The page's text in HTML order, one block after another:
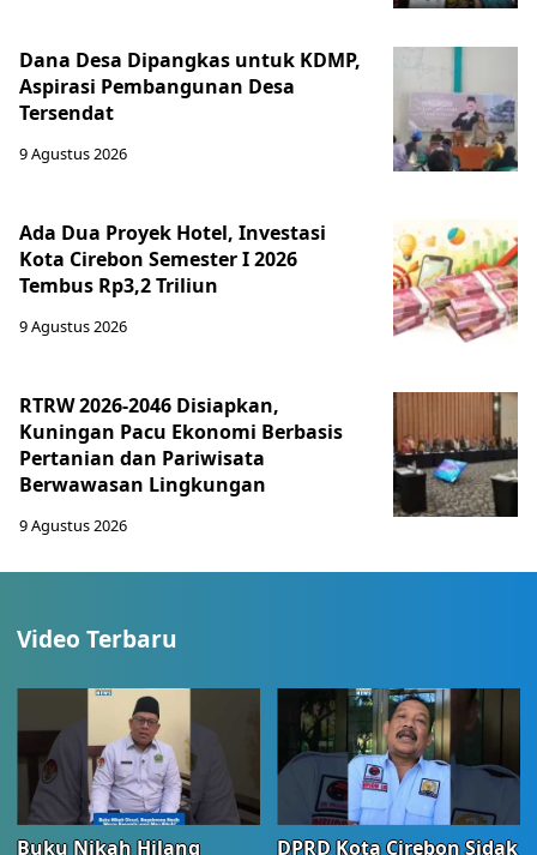
Dana Desa Dipangkas untuk KDMP,
Aspirasi Pembangunan Desa
Tersendat
9 Agustus 2026
Ada Dua Proyek Hotel, Investasi
Kota Cirebon Semester I 2026
Tembus Rp3,2 Triliun
9 Agustus 2026
RTRW 2026-2046 Disiapkan,
Kuningan Pacu Ekonomi Berbasis
Pertanian dan Pariwisata
Berwawasan Lingkungan
9 Agustus 2026
Video Terbaru
Buku Nikah Hilang DPRD Kota Cirebon Sidak